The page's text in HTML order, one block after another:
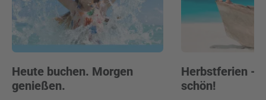
Heute buchen. Morgen
genießen.
Herbstferien -
schön!